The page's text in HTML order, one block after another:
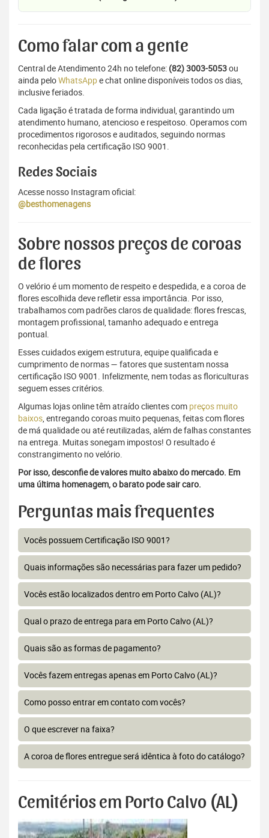
Como falar com a gente
Central de Atendimento 24h no telefone: (82) 3003-5053ou
ainda peloWhatsAppe chat online disponíveis todos os dias,
inclusive feriados.
Cada ligação é tratada de forma individual, garantindo um
atendimento humano, atencioso e respeitoso. Operamos com
procedimentos rigorosos e auditados, seguindo normas
reconhecidas pela certificação ISO 9001.
Redes Sociais
Acesse nosso Instagram oficial:
@besthomenagens
Sobre nossos preços de coroas
de flores
O velório é um momento de respeito e despedida, e a coroa de
flores escolhida deve refletir essa importância. Por isso,
trabalhamos com padrões claros de qualidade: flores frescas,
montagem profissional, tamanho adequado e entrega
pontual.
Esses cuidados exigem estrutura, equipe qualificada e
cumprimento de normas — fatores que sustentam nossa
certificação ISO 9001. Infelizmente, nem todas as floriculturas
seguem esses critérios.
Algumas lojas online têm atraído clientes com preços muito
baixos, entregando coroas muito pequenas, feitas com flores
de má qualidade ou até reutilizadas, além de falhas constantes
na entrega. Muitas sonegam impostos! O resultado é
constrangimento no velório.
Por isso, desconfie de valores muito abaixo do mercado. Em
uma última homenagem, o barato pode sair caro.
Perguntas mais frequentes
Vocês possuem Certificação ISO 9001?
Quais informações são necessárias para fazer um pedido?
Vocês estão localizados dentro em Porto Calvo (AL)?
Qual o prazo de entrega para em Porto Calvo (AL)?
Quais são as formas de pagamento?
Vocês fazem entregas apenas em Porto Calvo (AL)?
Como posso entrar em contato com vocês?
O que escrever na faixa?
A coroa de flores entregue será idêntica à foto do catálogo?
Cemitérios em Porto Calvo (AL)